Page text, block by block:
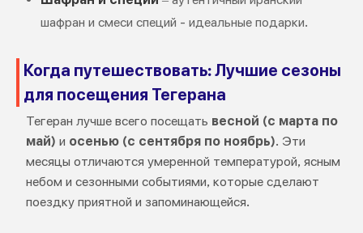
шафран и смеси специй - идеальные подарки.
Когда путешествовать: Лучшие сезоны
для посещения Тегерана
Тегеран лучше всего посещать весной (с марта по
май) и осенью (с сентября по ноябрь). Эти
месяцы отличаются умеренной температурой, ясным
небом и сезонными событиями, которые сделают
поездку приятной и запоминающейся.